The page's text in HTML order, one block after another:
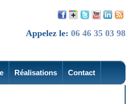
Appelez le: 06 46 35 03 98
Réalisations Contact